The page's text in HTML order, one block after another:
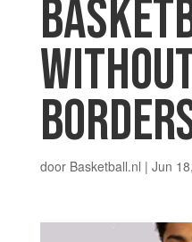
door Basketball.nl | Jun